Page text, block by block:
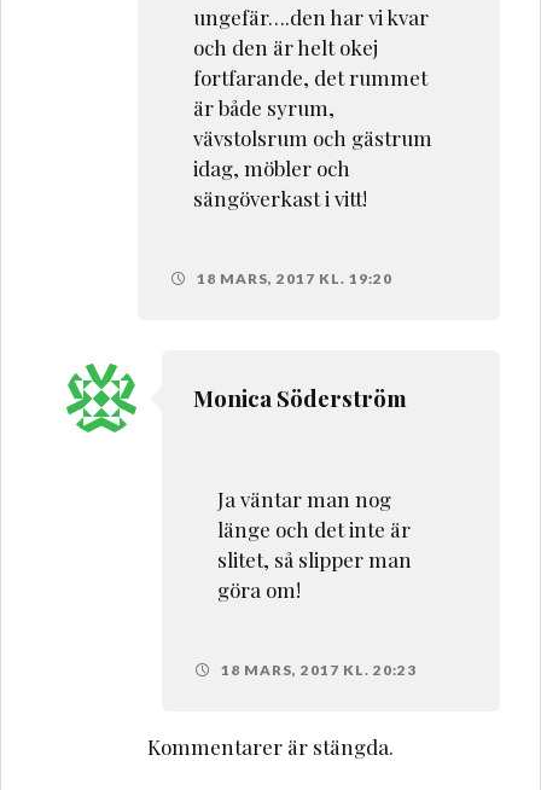
ungefär….den har vi kvar
och den är helt okej
fortfarande, det rummet
är både syrum,
vävstolsrum och gästrum
idag, möbler och
sängöverkast i vitt!
18 MARS, 2017 KL. 19:20
Monica Söderström
Ja väntar man nog
länge och det inte är
slitet, så slipper man
göra om!
18 MARS, 2017 KL. 20:23
Kommentarer är stängda.